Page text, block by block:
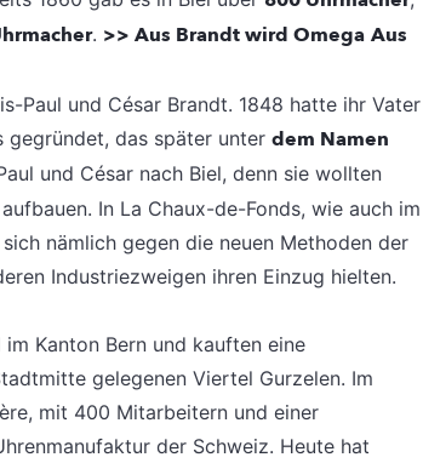
. >> Aus Brandt wird Omega Aus
Paul und César Brandt. 1848 hatte ihr Vater
gegründet, das später unter dem Namen
und César nach Biel, denn sie wollten
In La Chaux-de-Fonds, wie auch im
nämlich gegen die neuen Methoden der
Industriezweigen ihren Einzug hielten.
Kanton Bern und kauften eine
gelegenen Viertel Gurzelen. Im
mit 400 Mitarbeitern und einer
der Schweiz. Heute hat